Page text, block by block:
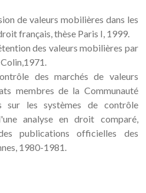
de valeurs mobilières dans les
français, thèse Paris I, 1999.
des valeurs mobilières par
des marchés de valeurs
membres de la Communauté
sur les systèmes de contrôle
analyse en droit comparé,
publications officielles des
1980-1981.